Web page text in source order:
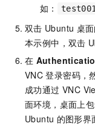
如：
test001
双击 Ubuntu 桌面
本示例中，双击
在
VNC 登录密码，
成功通过 VNC
面环境，桌面上
Ubuntu 的图形界